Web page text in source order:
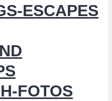
ESCAPES
FOTOS